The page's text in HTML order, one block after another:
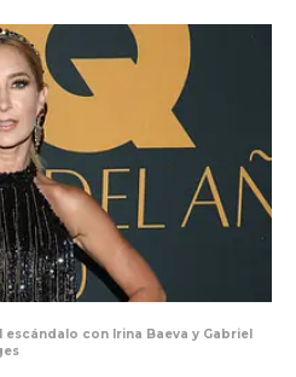
con Irina Baeva y Gabriel